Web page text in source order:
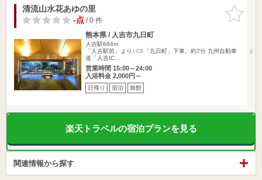
お気に入
りに追加
清流山水花あゆの里
-点/ 0 件
熊本県 / 人吉市九日町
人吉駅684m
「人吉駅前」よりバス「九日町」下車。約7分 九州自動車
道「人吉IC…
営業時間 15:00～24:00
入浴料金 2,000円～
日帰り 宿泊 旅館
楽天トラベルの宿泊プランを見る
関連情報から探す